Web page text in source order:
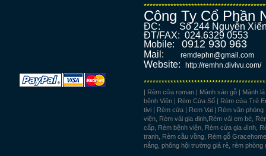
Công Ty Cổ Phần
ĐC: Số 244 Nguyễn
ĐT/FAX:
Mobile: 0912 930 963
Mail: remdephn@gmail.com
Website: http://remhn.divivu.com/
| Rèm cửa roman | Mành sáo gỗ | Mành
bệnh Viện | Rèm Cửa Sổ | Rèm cửa Trẻ
tivi | Rèm cửa | Rem Vai | Rèm văn
viện, Rèm vải gia đinh,Rèm vải em bé,
cấp, Rèm bệnh viện, Rèm cửa gia đình,
tranh, Rèm cầu vồng, Rèm gỗ
nắng, phông hội trường giá rẻ, rèm